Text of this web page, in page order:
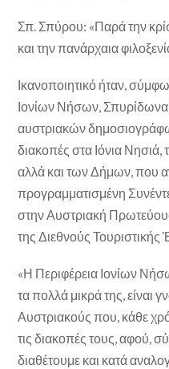
Σπ. Σπύρου: «Παρά την
και την πανάρχαια
Ικανοποιητικό ήταν,
Ιονίων Νήσων,
αυστριακών
διακοπές στα Ιόνια Νησιά,
αλλά και των Δήμων, που
προγραμματισμένη
στην Αυστριακή
της Διεθνούς Τουριστικής
«Η Περιφέρεια Ιονίων
τα πολλά μικρά της, είναι
Αυστριακούς που, κάθε
τις διακοπές τους, αφού,
διαθέτουμε και κατά